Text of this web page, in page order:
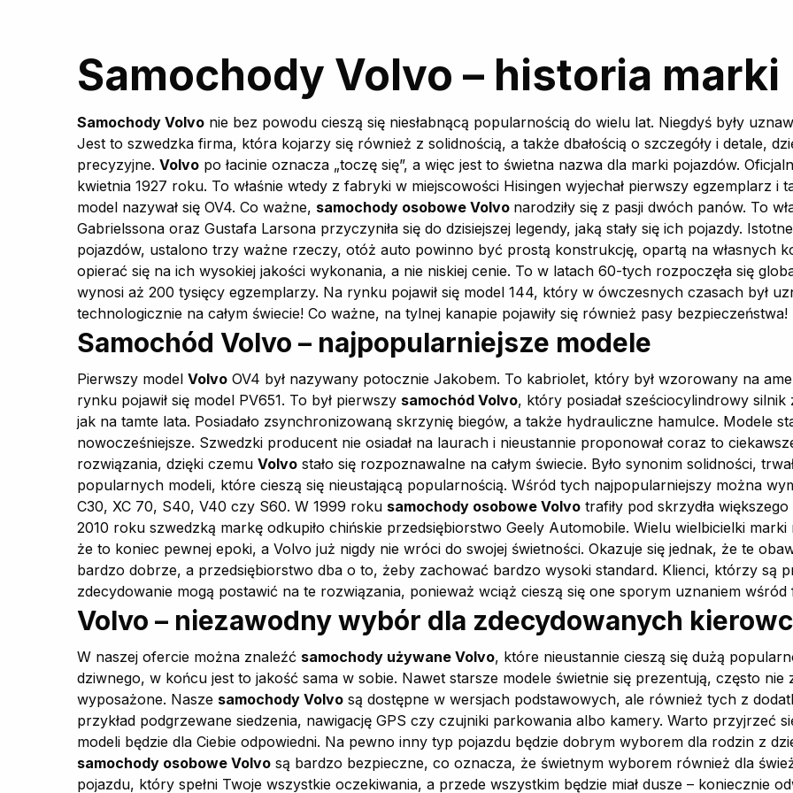
Samochody Volvo – historia marki
Samochody Volvo nie bez powodu cieszą się niesłabnącą popularnością do wielu lat. Niegdyś były
Jest to szwedzka firma, która kojarzy się również z solidnością, a także dbałością o szczegóły i detale,
precyzyjne. Volvo po łacinie oznacza „toczę się”, a więc jest to świetna nazwa dla marki pojazdów.
kwietnia 1927 roku. To właśnie wtedy z fabryki w miejscowości Hisingen wyjechał pierwszy egzemplarz i
model nazywał się OV4. Co ważne, samochody osobowe Volvo narodziły się z pasji dwóch panów. To
Gabrielssona oraz Gustafa Larsona przyczyniła się do dzisiejszej legendy, jaką stały się ich pojazdy.
pojazdów, ustalono trzy ważne rzeczy, otóż auto powinno być prostą konstrukcję, opartą na własnych
opierać się na ich wysokiej jakości wykonania, a nie niskiej cenie. To w latach 60-tych rozpoczęła się
wynosi aż 200 tysięcy egzemplarzy. Na rynku pojawił się model 144, który w ówczesnych czasach był
technologicznie na całym świecie! Co ważne, na tylnej kanapie pojawiły się również pasy bezpieczeństwa!
Samochód Volvo – najpopularniejsze modele
Pierwszy model Volvo OV4 był nazywany potocznie Jakobem. To kabriolet, który był wzorowany na
rynku pojawił się model PV651. To był pierwszy samochód Volvo, który posiadał sześciocylindrowy
jak na tamte lata. Posiadało zsynchronizowaną skrzynię biegów, a także hydrauliczne hamulce. Modele
nowocześniejsze. Szwedzki producent nie osiadał na laurach i nieustannie proponował coraz to
rozwiązania, dzięki czemu Volvo stało się rozpoznawalne na całym świecie. Było synonim solidności,
popularnych modeli, które cieszą się nieustającą popularnością. Wśród tych najpopularniejszy można
C30, XC 70, S40, V40 czy S60. W 1999 roku samochody osobowe Volvo trafiły pod skrzydła
2010 roku szwedzką markę odkupiło chińskie przedsiębiorstwo Geely Automobile. Wielu wielbicielki
że to koniec pewnej epoki, a Volvo już nigdy nie wróci do swojej świetności. Okazuje się jednak, że te
bardzo dobrze, a przedsiębiorstwo dba o to, żeby zachować bardzo wysoki standard. Klienci, którzy są
zdecydowanie mogą postawić na te rozwiązania, ponieważ wciąż cieszą się one sporym uznaniem
Volvo – niezawodny wybór dla zdecydowanych
W naszej ofercie można znaleźć samochody używane Volvo, które nieustannie cieszą się dużą
dziwnego, w końcu jest to jakość sama w sobie. Nawet starsze modele świetnie się prezentują, często
wyposażone. Nasze samochody Volvo są dostępne w wersjach podstawowych, ale również tych z
przykład podgrzewane siedzenia, nawigację GPS czy czujniki parkowania albo kamery. Warto przyjrzeć
modeli będzie dla Ciebie odpowiedni. Na pewno inny typ pojazdu będzie dobrym wyborem dla rodzin z
samochody osobowe Volvo są bardzo bezpieczne, co oznacza, że świetnym wyborem również dla
pojazdu, który spełni Twoje wszystkie oczekiwania, a przede wszystkim będzie miał dusze – koniecznie